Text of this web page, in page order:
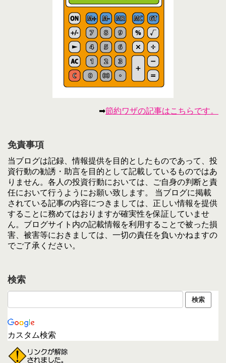
➡節約ワザの記事はこちらです。
免責事項
当ブログは記録、情報提供を目的としたものであって、投
資行動の勧誘・助言を目的として記載しているものではあ
りません。各人の投資行動においては、ご自身の判断と責
任において行うようにお願い致します。 当ブログに掲載
されている記事の内容につきましては、正しい情報を提供
することに務めてはおりますが確実性を保証していませ
ん。ブログサイト内の記載情報を利用することで被った損
害、被害等におきましては、一切の責任を負いかねますの
でご了承ください。
検索
カスタム検索